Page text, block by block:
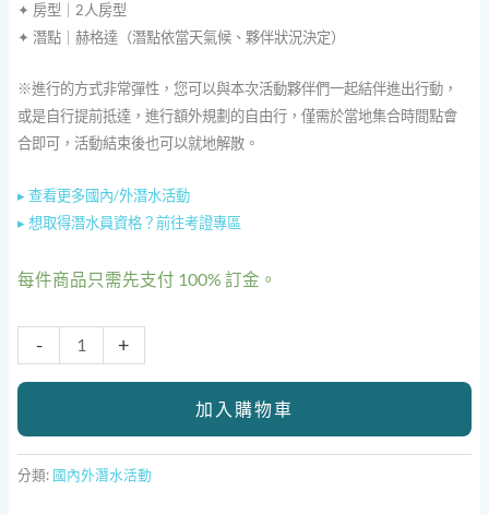
✦ 房型｜2人房型
✦ 潛點｜赫格達（潛點依當天氣候、夥伴狀況決定）
※進行的方式非常彈性，您可以與本次活動夥伴們一起結伴進出行動，
或是自行提前抵達，進行額外規劃的自由行，僅需於當地集合時間點會
合即可，活動結束後也可以就地解散。
▸ 查看更多國內/外潛水活動
▸ 想取得潛水員資格？前往考證專區
每件商品只需先支付 100%訂金。
- +
加入購物車
分類: 國內外潛水活動